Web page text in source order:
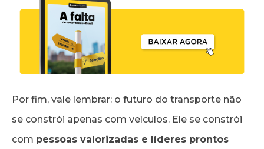
Por fim, vale lembrar: o futuro do transporte não
se constrói apenas com veículos. Ele se constrói
com pessoas valorizadas e líderes prontos